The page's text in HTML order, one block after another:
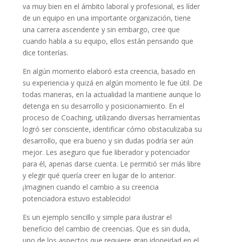
va muy bien en el ámbito laboral y profesional, es líder
de un equipo en una importante organización, tiene
una carrera ascendente y sin embargo, cree que
cuando habla a su equipo, ellos están pensando que
dice tonterías.
En algún momento elaboró esta creencia, basado en
su experiencia y quizá en algún momento le fue útil. De
todas maneras, en la actualidad la mantiene aunque lo
detenga en su desarrollo y posicionamiento. En el
proceso de Coaching, utilizando diversas herramientas
logró ser consciente, identificar cómo obstaculizaba su
desarrollo, que era bueno y sin dudas podría ser aún
mejor. Les aseguro que fue liberador y potenciador
para él, apenas darse cuenta. Le permitió ser más libre
y elegir qué quería creer en lugar de lo anterior.
¡Imaginen cuando el cambio a su creencia
potenciadora estuvo establecido!
Es un ejemplo sencillo y simple para ilustrar el
beneficio del cambio de creencias. Que es sin duda,